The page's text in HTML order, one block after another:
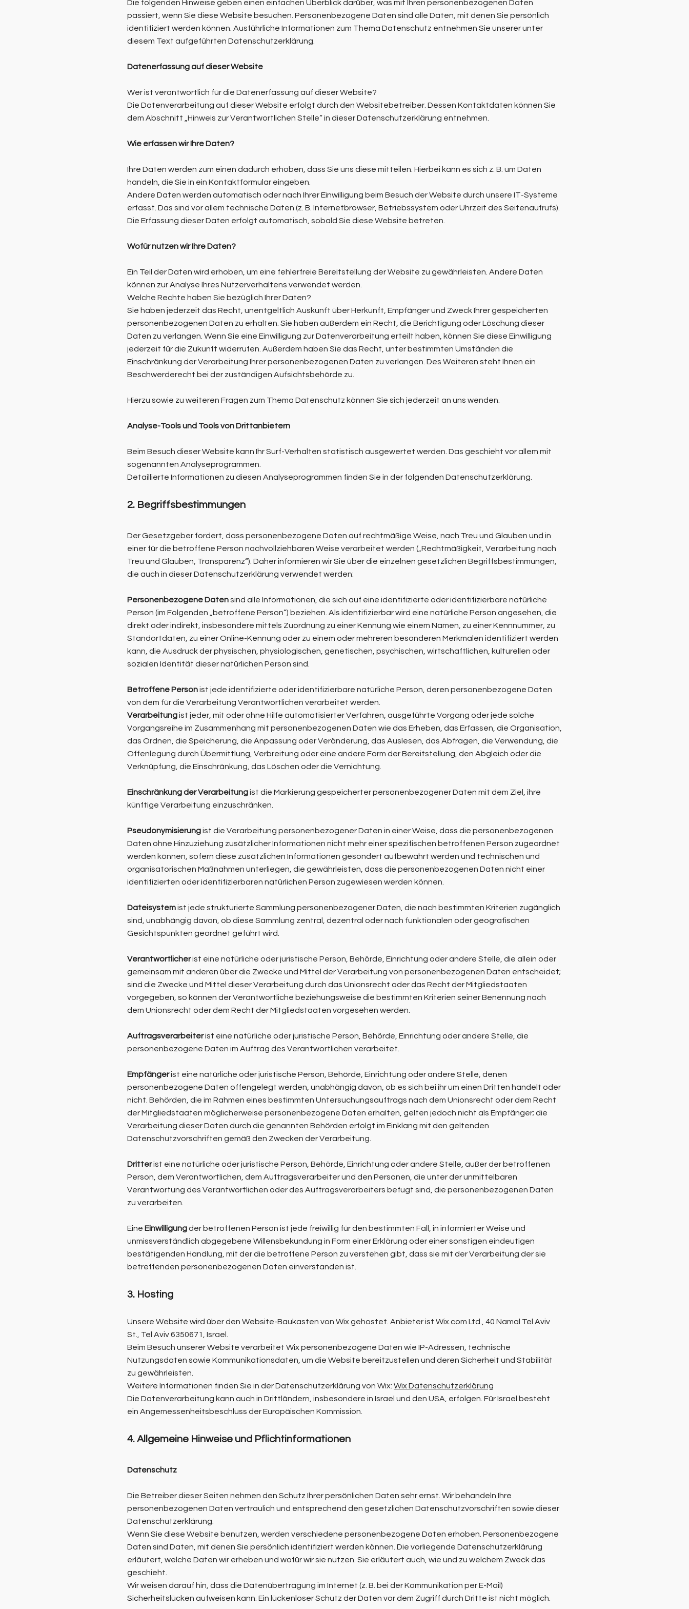
Die folgenden Hinweise geben einen einfachen Überblick darüber, was mit Ihren personenbezogenen Daten
passiert, wenn Sie diese Website besuchen. Personenbezogene Daten sind alle Daten, mit denen Sie persönlich
identifiziert werden können. Ausführliche Informationen zum Thema Datenschutz entnehmen Sie unserer unter
diesem Text aufgeführten Datenschutzerklärung.
Datenerfassung auf dieser Website
Wer ist verantwortlich für die Datenerfassung auf dieser Website?
Die Datenverarbeitung auf dieser Website erfolgt durch den Websitebetreiber. Dessen Kontaktdaten können Sie
dem Abschnitt „Hinweis zur Verantwortlichen Stelle“ in dieser Datenschutzerklärung entnehmen.
Wie erfassen wir Ihre Daten?
Ihre Daten werden zum einen dadurch erhoben, dass Sie uns diese mitteilen. Hierbei kann es sich z. B. um Daten
handeln, die Sie in ein Kontaktformular eingeben.
Andere Daten werden automatisch oder nach Ihrer Einwilligung beim Besuch der Website durch unsere IT-Systeme
erfasst. Das sind vor allem technische Daten (z. B. Internetbrowser, Betriebssystem oder Uhrzeit des Seitenaufrufs).
Die Erfassung dieser Daten erfolgt automatisch, sobald Sie diese Website betreten.
Wofür nutzen wir Ihre Daten?
Ein Teil der Daten wird erhoben, um eine fehlerfreie Bereitstellung der Website zu gewährleisten. Andere Daten
können zur Analyse Ihres Nutzerverhaltens verwendet werden.
Welche Rechte haben Sie bezüglich Ihrer Daten?
Sie haben jederzeit das Recht, unentgeltlich Auskunft über Herkunft, Empfänger und Zweck Ihrer gespeicherten
personenbezogenen Daten zu erhalten. Sie haben außerdem ein Recht, die Berichtigung oder Löschung dieser
Daten zu verlangen. Wenn Sie eine Einwilligung zur Datenverarbeitung erteilt haben, können Sie diese Einwilligung
jederzeit für die Zukunft widerrufen. Außerdem haben Sie das Recht, unter bestimmten Umständen die
Einschränkung der Verarbeitung Ihrer personenbezogenen Daten zu verlangen. Des Weiteren steht Ihnen ein
Beschwerderecht bei der zuständigen Aufsichtsbehörde zu.
Hierzu sowie zu weiteren Fragen zum Thema Datenschutz können Sie sich jederzeit an uns wenden.
Analyse-Tools und Tools von Dritt­anbietern
Beim Besuch dieser Website kann Ihr Surf-Verhalten statistisch ausgewertet werden. Das geschieht vor allem mit
sogenannten Analyseprogrammen.
Detaillierte Informationen zu diesen Analyseprogrammen finden Sie in der folgenden Datenschutzerklärung.
2. Begriffsbestimmungen
Der Gesetzgeber fordert, dass personenbezogene Daten auf rechtmäßige Weise, nach Treu und Glauben und in
einer für die betroffene Person nachvollziehbaren Weise verarbeitet werden („Rechtmäßigkeit, Verarbeitung nach
Treu und Glauben, Transparenz“). Daher informieren wir Sie über die einzelnen gesetzlichen Begriffsbestimmungen,
die auch in dieser Datenschutzerklärung verwendet werden:
Personenbezogene Datensind alle Informationen, die sich auf eine identifizierte oder identifizierbare natürliche
Person (im Folgenden „betroffene Person“) beziehen. Als identifizierbar wird eine natürliche Person angesehen, die
direkt oder indirekt, insbesondere mittels Zuordnung zu einer Kennung wie einem Namen, zu einer Kennnummer, zu
Standortdaten, zu einer Online-Kennung oder zu einem oder mehreren besonderen Merkmalen identifiziert werden
kann, die Ausdruck der physischen, physiologischen, genetischen, psychischen, wirtschaftlichen, kulturellen oder
sozialen Identität dieser natürlichen Person sind.
Betroffene Personist jede identifizierte oder identifizierbare natürliche Person, deren personenbezogene Daten
von dem für die Verarbeitung Verantwortlichen verarbeitet werden.
Verarbeitungist jeder, mit oder ohne Hilfe automatisierter Verfahren, ausgeführte Vorgang oder jede solche
Vorgangsreihe im Zusammenhang mit personenbezogenen Daten wie das Erheben, das Erfassen, die Organisation,
das Ordnen, die Speicherung, die Anpassung oder Veränderung, das Auslesen, das Abfragen, die Verwendung, die
Offenlegung durch Übermittlung, Verbreitung oder eine andere Form der Bereitstellung, den Abgleich oder die
Verknüpfung, die Einschränkung, das Löschen oder die Vernichtung.
Einschränkung der Verarbeitungist die Markierung gespeicherter personenbezogener Daten mit dem Ziel, ihre
künftige Verarbeitung einzuschränken.
Pseudonymisierungist die Verarbeitung personenbezogener Daten in einer Weise, dass die personenbezogenen
Daten ohne Hinzuziehung zusätzlicher Informationen nicht mehr einer spezifischen betroffenen Person zugeordnet
werden können, sofern diese zusätzlichen Informationen gesondert aufbewahrt werden und technischen und
organisatorischen Maßnahmen unterliegen, die gewährleisten, dass die personenbezogenen Daten nicht einer
identifizierten oder identifizierbaren natürlichen Person zugewiesen werden können.
Dateisystemist jede strukturierte Sammlung personenbezogener Daten, die nach bestimmten Kriterien zugänglich
sind, unabhängig davon, ob diese Sammlung zentral, dezentral oder nach funktionalen oder geografischen
Gesichtspunkten geordnet geführt wird.
Verantwortlicherist eine natürliche oder juristische Person, Behörde, Einrichtung oder andere Stelle, die allein oder
gemeinsam mit anderen über die Zwecke und Mittel der Verarbeitung von personenbezogenen Daten entscheidet;
sind die Zwecke und Mittel dieser Verarbeitung durch das Unionsrecht oder das Recht der Mitgliedstaaten
vorgegeben, so können der Verantwortliche beziehungsweise die bestimmten Kriterien seiner Benennung nach
dem Unionsrecht oder dem Recht der Mitgliedstaaten vorgesehen werden.
Auftragsverarbeiterist eine natürliche oder juristische Person, Behörde, Einrichtung oder andere Stelle, die
personenbezogene Daten im Auftrag des Verantwortlichen verarbeitet.
Empfängerist eine natürliche oder juristische Person, Behörde, Einrichtung oder andere Stelle, denen
personenbezogene Daten offengelegt werden, unabhängig davon, ob es sich bei ihr um einen Dritten handelt oder
nicht. Behörden, die im Rahmen eines bestimmten Untersuchungsauftrags nach dem Unionsrecht oder dem Recht
der Mitgliedstaaten möglicherweise personenbezogene Daten erhalten, gelten jedoch nicht als Empfänger; die
Verarbeitung dieser Daten durch die genannten Behörden erfolgt im Einklang mit den geltenden
Datenschutzvorschriften gemäß den Zwecken der Verarbeitung.
Dritterist eine natürliche oder juristische Person, Behörde, Einrichtung oder andere Stelle, außer der betroffenen
Person, dem Verantwortlichen, dem Auftragsverarbeiter und den Personen, die unter der unmittelbaren
Verantwortung des Verantwortlichen oder des Auftragsverarbeiters befugt sind, die personenbezogenen Daten
zu verarbeiten.
Eine Einwilligungder betroffenen Person ist jede freiwillig für den bestimmten Fall, in informierter Weise und
unmissverständlich abgegebene Willensbekundung in Form einer Erklärung oder einer sonstigen eindeutigen
bestätigenden Handlung, mit der die betroffene Person zu verstehen gibt, dass sie mit der Verarbeitung der sie
betreffenden personenbezogenen Daten einverstanden ist.
3. Hosting
Unsere Website wird über den Website-Baukasten von Wix gehostet. Anbieter ist Wix.com Ltd., 40 Namal Tel Aviv
St., Tel Aviv 6350671, Israel.
Beim Besuch unserer Website verarbeitet Wix personenbezogene Daten wie IP-Adressen, technische
Nutzungsdaten sowie Kommunikationsdaten, um die Website bereitzustellen und deren Sicherheit und Stabilität
zu gewährleisten.
Weitere Informationen finden Sie in der Datenschutzerklärung von Wix: Wix Datenschutzerklärung
Die Datenverarbeitung kann auch in Drittländern, insbesondere in Israel und den USA, erfolgen. Für Israel besteht
ein Angemessenheitsbeschluss der Europäischen Kommission.
4. Allgemeine Hinweise und Pflicht­informationen
Datenschutz
Die Betreiber dieser Seiten nehmen den Schutz Ihrer persönlichen Daten sehr ernst. Wir behandeln Ihre
personenbezogenen Daten vertraulich und entsprechend den gesetzlichen Datenschutzvorschriften sowie dieser
Datenschutzerklärung.
Wenn Sie diese Website benutzen, werden verschiedene personenbezogene Daten erhoben. Personenbezogene
Daten sind Daten, mit denen Sie persönlich identifiziert werden können. Die vorliegende Datenschutzerklärung
erläutert, welche Daten wir erheben und wofür wir sie nutzen. Sie erläutert auch, wie und zu welchem Zweck das
geschieht.
Wir weisen darauf hin, dass die Datenübertragung im Internet (z. B. bei der Kommunikation per E-Mail)
Sicherheitslücken aufweisen kann. Ein lückenloser Schutz der Daten vor dem Zugriff durch Dritte ist nicht möglich.